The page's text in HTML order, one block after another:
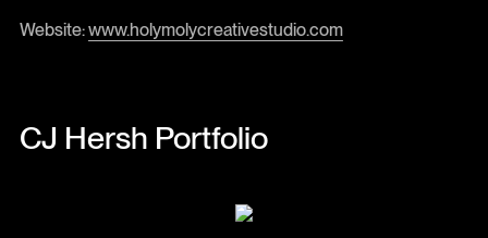
Website:www.holymolycreativestudio.com
CJ Hersh Portfolio